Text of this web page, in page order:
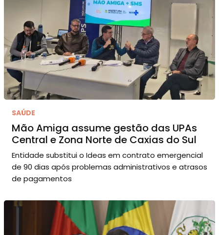
SAÚDE
Mão Amiga assume gestão das UPAs
Central e Zona Norte de Caxias do Sul
Entidade substitui o Ideas em contrato emergencial
de 90 dias após problemas administrativos e atrasos
de pagamentos